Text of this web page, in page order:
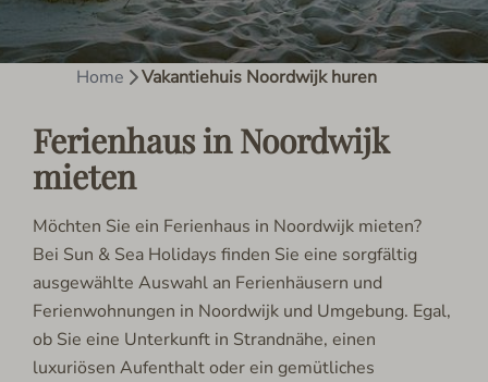
Home Vakantiehuis Noordwijk huren
Ferienhaus in Noordwijk
mieten
Möchten Sie ein Ferienhaus in Noordwijk mieten?
Bei Sun & Sea Holidays finden Sie eine sorgfältig
ausgewählte Auswahl an Ferienhäusern und
Ferienwohnungen in Noordwijk und Umgebung. Egal,
ob Sie eine Unterkunft in Strandnähe, einen
luxuriösen Aufenthalt oder ein gemütliches